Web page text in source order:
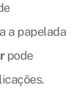
a papelada
pode